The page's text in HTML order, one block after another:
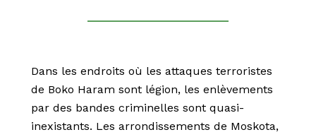
Dans les endroits où les attaques terroristes
de Boko Haram sont légion, les enlèvements
par des bandes criminelles sont quasi-
inexistants. Les arrondissements de Moskota,